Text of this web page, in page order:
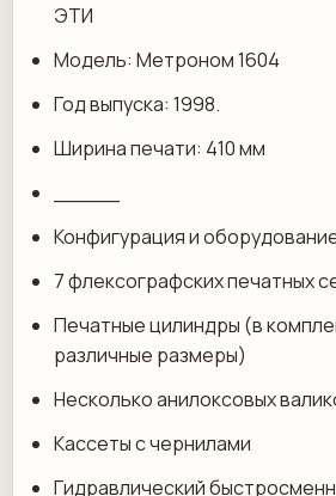
ЭТИ
Модель: Метроном 1604
Год выпуска: 1998.
Ширина печати: 410 мм
Конфигурация и
7 флексографских печатных
Печатные цилиндры (в
различные размеры)
Несколько анилоксовых
Кассеты с чернилами
Гидравлический